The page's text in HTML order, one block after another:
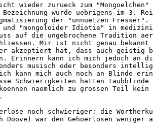
wieder zurueck zum
Bezeichnung wurde uebrigens im 3.
der "unnuetzen Fresser".
und "mongoloider Idiotie" in
auf die ungebrochene Tradition
Mir ist nicht genau
akzeptiert hat, dass auch geistig-
Erinnern kann ich mich jedoch an
musisch oder besonders
kann mich auch noch an Blinde
Schwierigkeiten hatten taubblinde
naemlich zu grossen Teil
noch schwieriger: die
Doove) war den Gehoerlosen weniger